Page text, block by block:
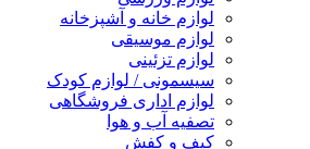
لوازم خانه و آشپزخانه
لوازم موسیقی
لوازم تزئینی
سیسمونی / لوازم کودک
لوازم اداری فروشگاهی
تصفیه آب و هوا
کیف و کفش